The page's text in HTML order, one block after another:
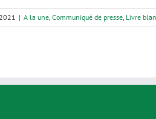
| A la une, Communiqué de presse, Livre